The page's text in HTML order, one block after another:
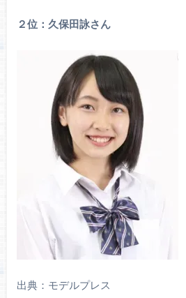
２位：久保田詠さん
出典：モデルプレス